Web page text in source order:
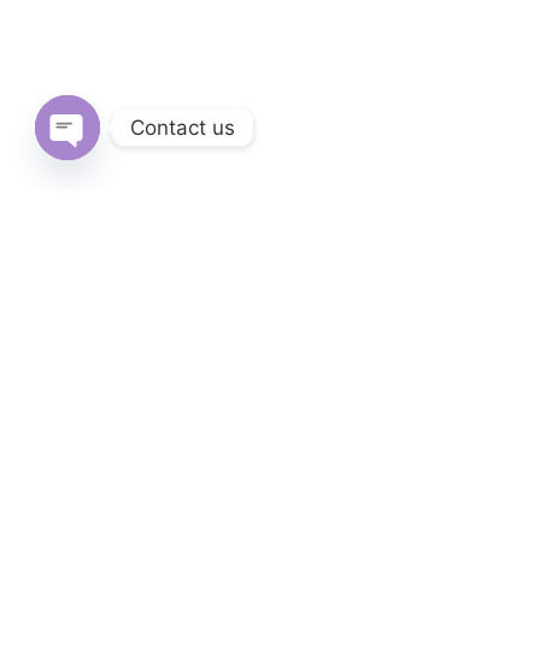
Contact us
Open